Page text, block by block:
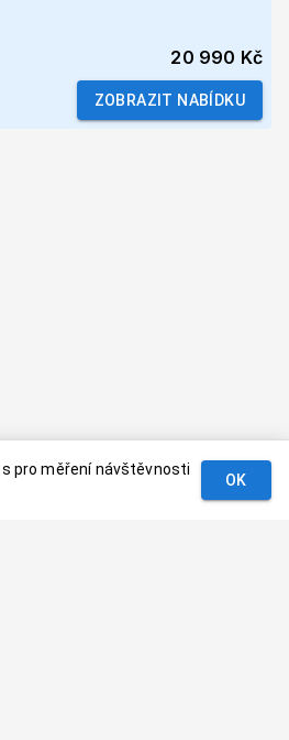
20 990 Kč
ZOBRAZIT NABÍDKU
pro měření návštěvnosti
OK